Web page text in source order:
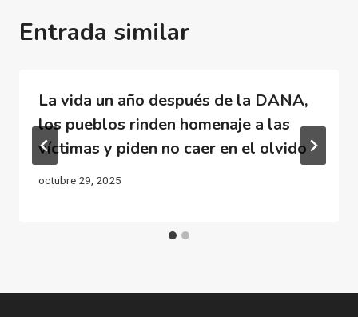
Entrada similar
La vida un año después de la DANA,
los pueblos rinden homenaje a las
víctimas y piden no caer en el olvido
octubre 29, 2025